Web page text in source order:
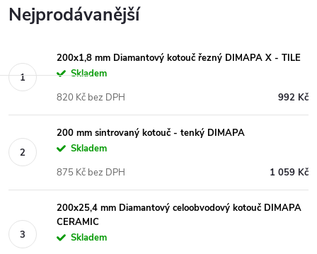
Nejprodávanější
200x1,8 mm Diamantový kotouč řezný DIMAPA X - TILE
Skladem
992 Kč
820 Kč bez DPH
200 mm sintrovaný kotouč - tenký DIMAPA
Skladem
1 059 Kč
875 Kč bez DPH
200x25,4 mm Diamantový celoobvodový kotouč DIMAPA
CERAMIC
Skladem